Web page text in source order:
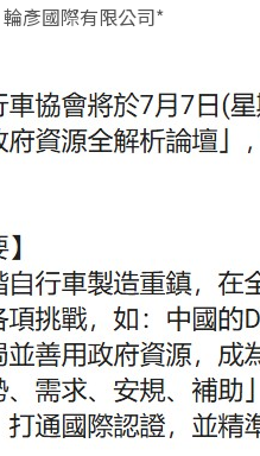
彥國際有限公司*